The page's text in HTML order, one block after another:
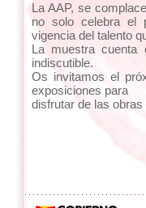
La AAP, se
no solo celebra el
vigencia del talento
La muestra cuenta
indiscutible.
Os invitamos el
exposiciones para
disfrutar de las